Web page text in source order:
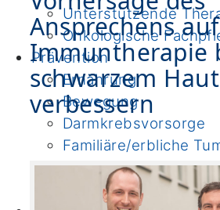
Unterstützende
Onkologische
Prävention
Ernährung
Bewegung
Darmkrebsvorsorge
Familiäre/erbliche
Fertilität
Informationen & Links
Ansprechens auf
Immuntherapie
schwarzem
verbessern